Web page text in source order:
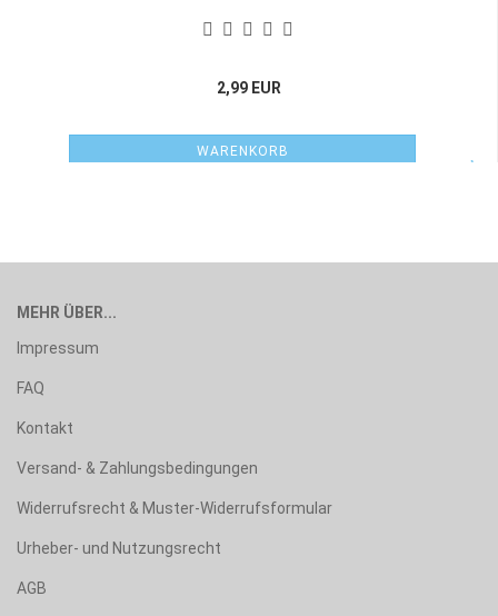
2,99 EUR
WARENKORB
MEHR ÜBER...
Impressum
FAQ
Kontakt
Versand- & Zahlungsbedingungen
Widerrufsrecht & Muster-Widerrufsformular
Urheber- und Nutzungsrecht
AGB